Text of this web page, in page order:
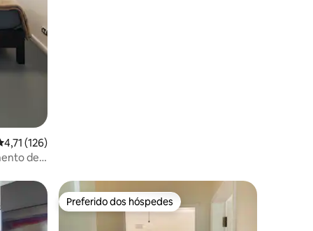
de uma avaliação média de 5, 126 avaliações
4,71 (126)
de 1
Preferido dos hóspedes
Preferido dos hóspedes